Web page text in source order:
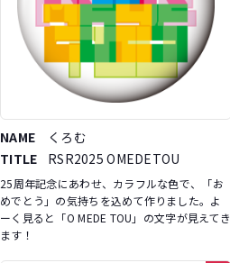
NAME
くろむ
TITLE
RSR2025 OMEDETOU
25周年記念にあわせ、カラフルな色で、「お
めでとう」の気持ちを込めて作りました。よ
ーく見ると「O MEDE TOU」の文字が見えてき
ます！